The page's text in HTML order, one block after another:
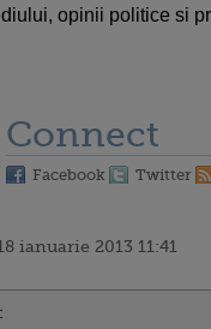
opinii politice si
Connect
Facebook Twitter
18 ianuarie 2013 11:41